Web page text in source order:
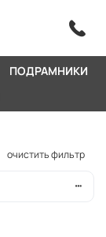
ПОДРАМНИКИ
очистить фильтр